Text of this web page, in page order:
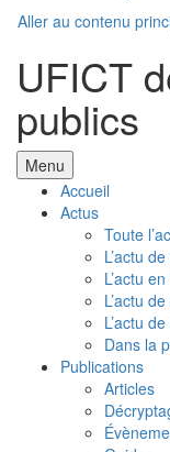
Aller au contenu
UFICT
publics
Menu
Accueil
Actus
Toute
L’actu
L’actu
L’actu
L’actu
Dans la
Publications
Articles